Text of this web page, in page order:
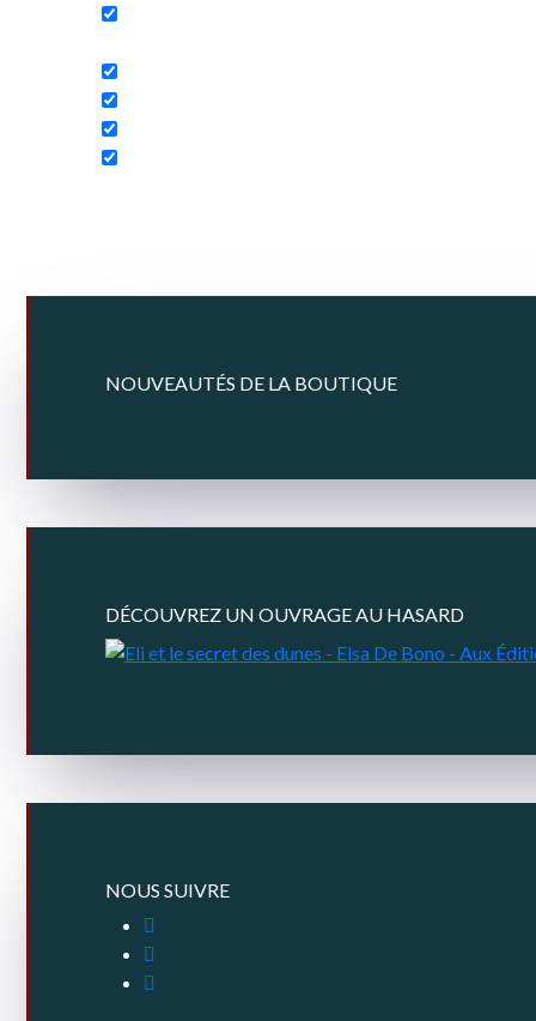
NOUVEAUTÉS DE LA BOUTIQUE
DÉCOUVREZ UN OUVRAGE AU HASARD
NOUS SUIVRE